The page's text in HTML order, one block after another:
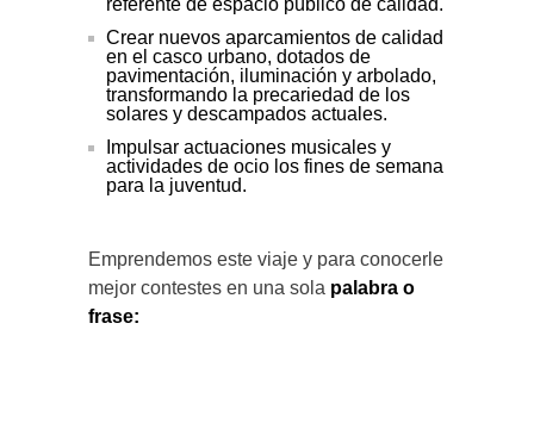
referente de espacio público de calidad.
Crear nuevos aparcamientos de calidad
en el casco urbano, dotados de
pavimentación, iluminación y arbolado,
transformando la precariedad de los
solares y descampados actuales.
Impulsar actuaciones musicales y
actividades de ocio los fines de semana
para la juventud.
Emprendemos este viaje y para conocerle
mejor contestes en una sola palabra o
frase: